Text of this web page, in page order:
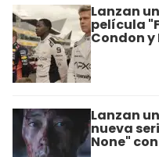
Lanzan
película
Condon
Lanzan
nueva
None"